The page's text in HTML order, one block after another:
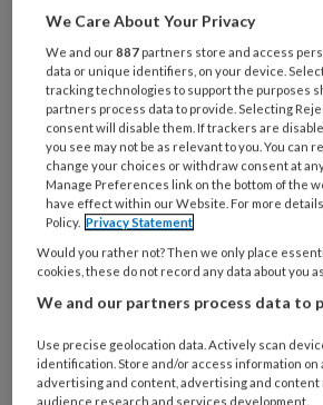
2 JULI 2025 ONDERNEMEN
Webinar
‘Schijnzelfstandigheid’
volgeboekt
We Care About Your Privacy
We and our887 partners store and access
data or unique identifiers, on your device.
tracking technologies to support the purposes
partners process data to provide. Selecting
consent will disable them. If trackers are
you see may not be as relevant to you. You can
change your choices or withdraw consent at
Manage Preferences link on the bottom of the
have effect within our Website. For more
Policy. Privacy Statement
Would you rather not? Then we only place
cookies, these do not record any data about you
We and our partners process data to
Use precise geolocation data. Actively scan
identification. Store and/or access information on
advertising and content, advertising and content
audience research and services development.